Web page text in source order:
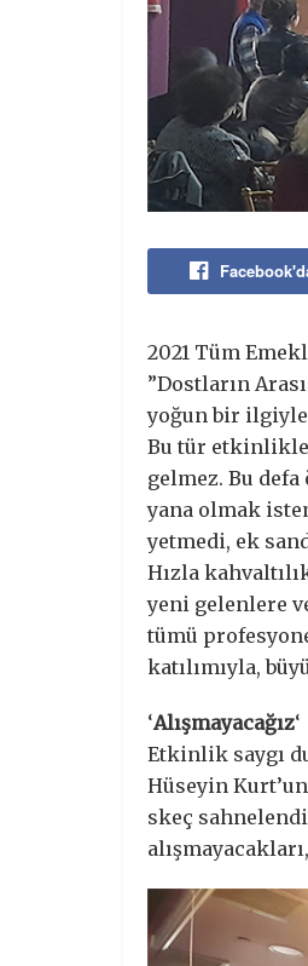
2021 Tüm
”Dostların
yoğun bir ilgiyle
Bu tür
gelmez. Bu
yana olmak
yetmedi, ek
Hızla
yeni gelenlere
tümü
katılımıyla,
‘Alışmayacağız‘
Etkinlik saygı
Hüseyin
skeç